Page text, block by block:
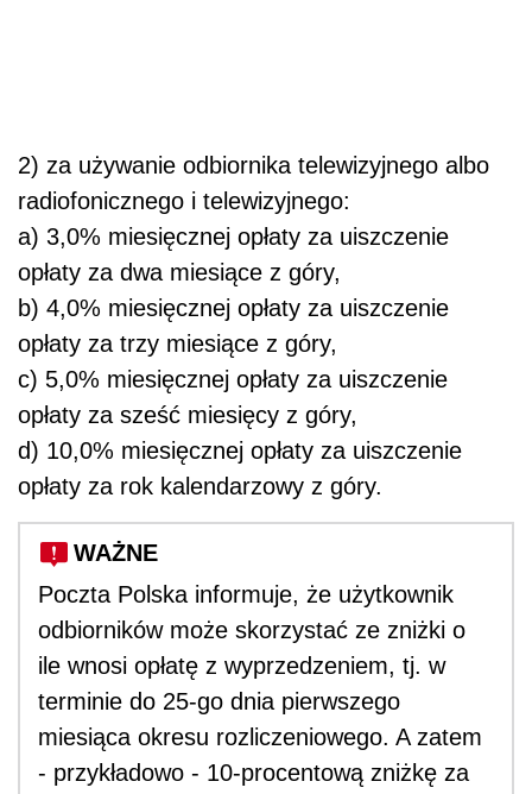
2) za używanie odbiornika telewizyjnego albo
radiofonicznego i telewizyjnego:
a) 3,0% miesięcznej opłaty za uiszczenie
opłaty za dwa miesiące z góry,
b) 4,0% miesięcznej opłaty za uiszczenie
opłaty za trzy miesiące z góry,
c) 5,0% miesięcznej opłaty za uiszczenie
opłaty za sześć miesięcy z góry,
d) 10,0% miesięcznej opłaty za uiszczenie
opłaty za rok kalendarzowy z góry.
WAŻNE
Poczta Polska informuje, że użytkownik
odbiorników może skorzystać ze zniżki o
ile wnosi opłatę z wyprzedzeniem, tj. w
terminie do 25-go dnia pierwszego
miesiąca okresu rozliczeniowego. A zatem
- przykładowo - 10-procentową zniżkę za